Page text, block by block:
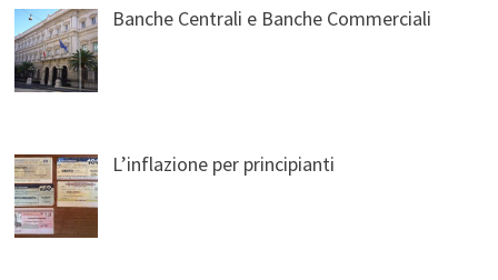
Banche Centrali e Banche Commerciali
L’inflazione per principianti